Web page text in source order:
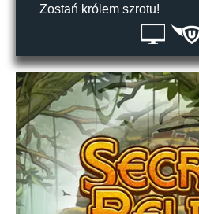
Zostań królem szrotu!